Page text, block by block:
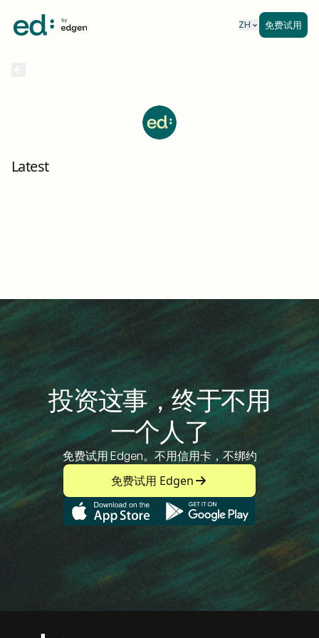
ZH 免费试用
Latest
投资这事，终于不用
一个人了
免费试用 Edgen。不用信用卡，不绑约
免费试用 Edgen